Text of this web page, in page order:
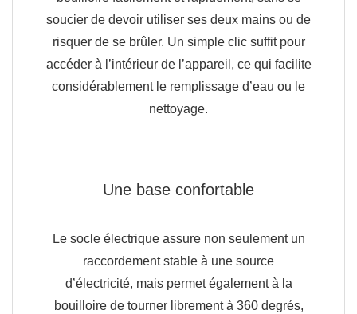
soucier de devoir utiliser ses deux mains ou de
risquer de se brûler. Un simple clic suffit pour
accéder à l’intérieur de l’appareil, ce qui facilite
considérablement le remplissage d’eau ou le
nettoyage.
Une base confortable
Le socle électrique assure non seulement un
raccordement stable à une source
d’électricité, mais permet également à la
bouilloire de tourner librement à 360 degrés,